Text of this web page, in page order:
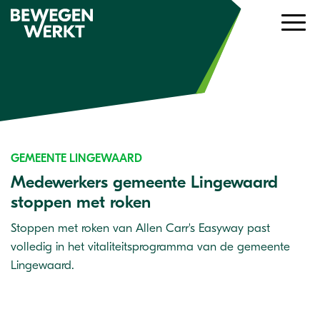
GEMEENTE LINGEWAARD
Medewerkers gemeente Lingewaard
stoppen met roken
Stoppen met roken van Allen Carr's Easyway past
volledig in het vitaliteitsprogramma van de gemeente
Lingewaard.